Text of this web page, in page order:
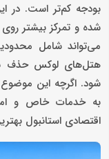
بودجه کم‌تر است. در
شده و تمرکز بیشتر
می‌تواند شامل
هتل‌های لوکس حذف
شود. اگرچه این
به خدمات خاص و
اقتصادی استانبول